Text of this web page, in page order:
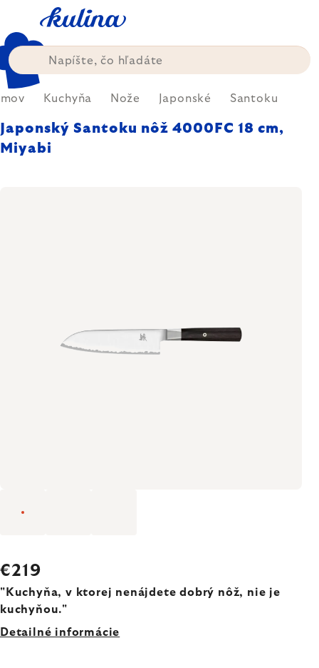
obsah
Kuchyňa Nože Japonské Santoku
Japonský Santoku nôž 4000FC 18 cm,
Miyabi
€219
"Kuchyňa, v ktorej nenájdete dobrý nôž, nie je
kuchyňou."
Detailné informácie